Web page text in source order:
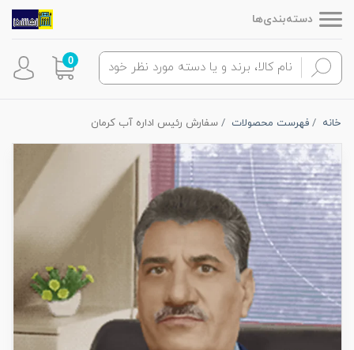
دسته‌بندی‌ها
0
خانه فهرست محصولات سفارش رئیس اداره آب کرمان